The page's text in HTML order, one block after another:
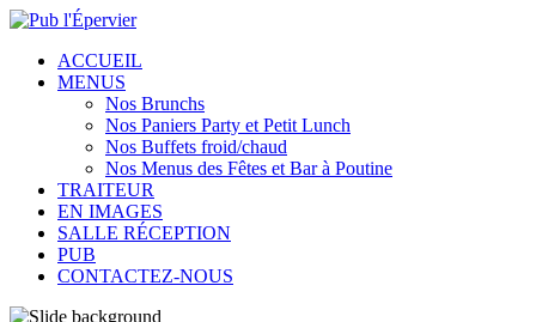
ACCUEIL
MENUS
Nos Brunchs
Nos Paniers Party et Petit Lunch
Nos Buffets froid/chaud
Nos Menus des Fêtes et Bar à Poutine
TRAITEUR
EN IMAGES
SALLE RÉCEPTION
PUB
CONTACTEZ-NOUS